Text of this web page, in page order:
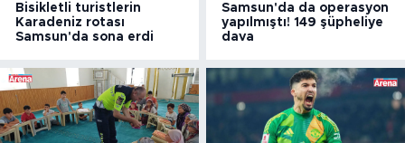
Bisikletli turistlerin
Karadeniz rotası
Samsun'da sona erdi
Samsun'da da operasyon
yapılmıştı! 149 şüpheliye
dava